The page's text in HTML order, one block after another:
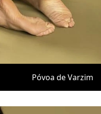
Póvoa de Varzim